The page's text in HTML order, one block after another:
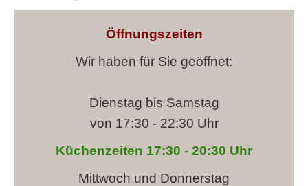
Öffnungszeiten
Wir haben für Sie geöffnet:
Dienstag bis Samstag
von 17:30 - 22:30 Uhr
Küchenzeiten 17:30 - 20:30 Uhr
Mittwoch und Donnerstag